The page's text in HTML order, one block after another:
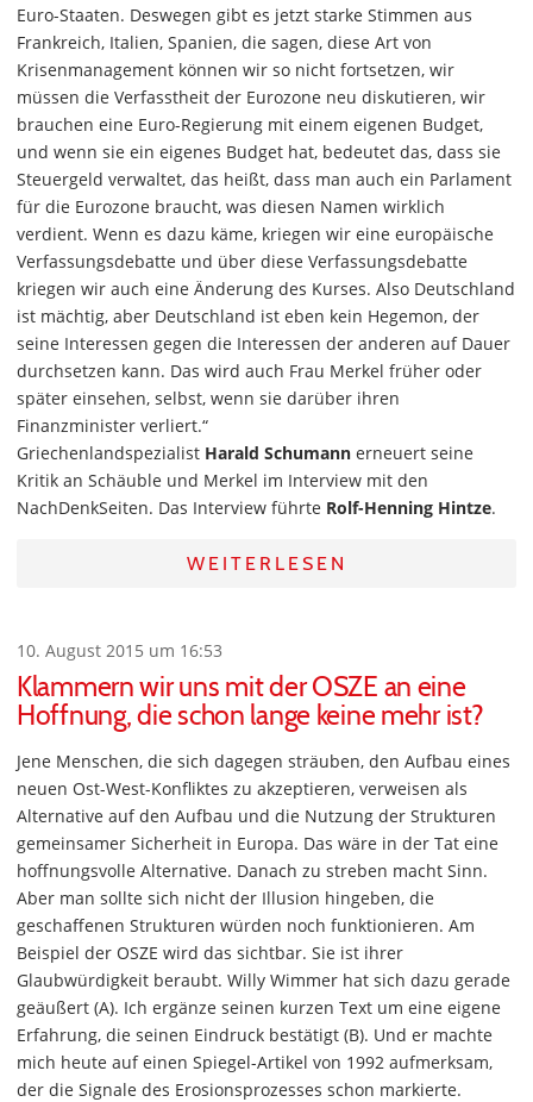
Euro-Staaten. Deswegen gibt es jetzt starke Stimmen aus
Frankreich, Italien, Spanien, die sagen, diese Art von
Krisenmanagement können wir so nicht fortsetzen, wir
müssen die Verfasstheit der Eurozone neu diskutieren, wir
brauchen eine Euro-Regierung mit einem eigenen Budget,
und wenn sie ein eigenes Budget hat, bedeutet das, dass sie
Steuergeld verwaltet, das heißt, dass man auch ein Parlament
für die Eurozone braucht, was diesen Namen wirklich
verdient. Wenn es dazu käme, kriegen wir eine europäische
Verfassungsdebatte und über diese Verfassungsdebatte
kriegen wir auch eine Änderung des Kurses. Also Deutschland
ist mächtig, aber Deutschland ist eben kein Hegemon, der
seine Interessen gegen die Interessen der anderen auf Dauer
durchsetzen kann. Das wird auch Frau Merkel früher oder
später einsehen, selbst, wenn sie darüber ihren
Finanzminister verliert.“
Griechenlandspezialist Harald Schumann erneuert seine
Kritik an Schäuble und Merkel im Interview mit den
NachDenkSeiten. Das Interview führte Rolf-Henning Hintze.
WEITERLESEN
10. August 2015 um 16:53
Klammern wir uns mit der OSZE an eine
Hoffnung, die schon lange keine mehr ist?
Jene Menschen, die sich dagegen sträuben, den Aufbau eines
neuen Ost-West-Konfliktes zu akzeptieren, verweisen als
Alternative auf den Aufbau und die Nutzung der Strukturen
gemeinsamer Sicherheit in Europa. Das wäre in der Tat eine
hoffnungsvolle Alternative. Danach zu streben macht Sinn.
Aber man sollte sich nicht der Illusion hingeben, die
geschaffenen Strukturen würden noch funktionieren. Am
Beispiel der OSZE wird das sichtbar. Sie ist ihrer
Glaubwürdigkeit beraubt. Willy Wimmer hat sich dazu gerade
geäußert (A). Ich ergänze seinen kurzen Text um eine eigene
Erfahrung, die seinen Eindruck bestätigt (B). Und er machte
mich heute auf einen Spiegel-Artikel von 1992 aufmerksam,
der die Signale des Erosionsprozesses schon markierte.